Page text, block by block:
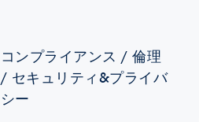
コンプライアンス / 倫理
/ セキュリティ&プライバ
シー